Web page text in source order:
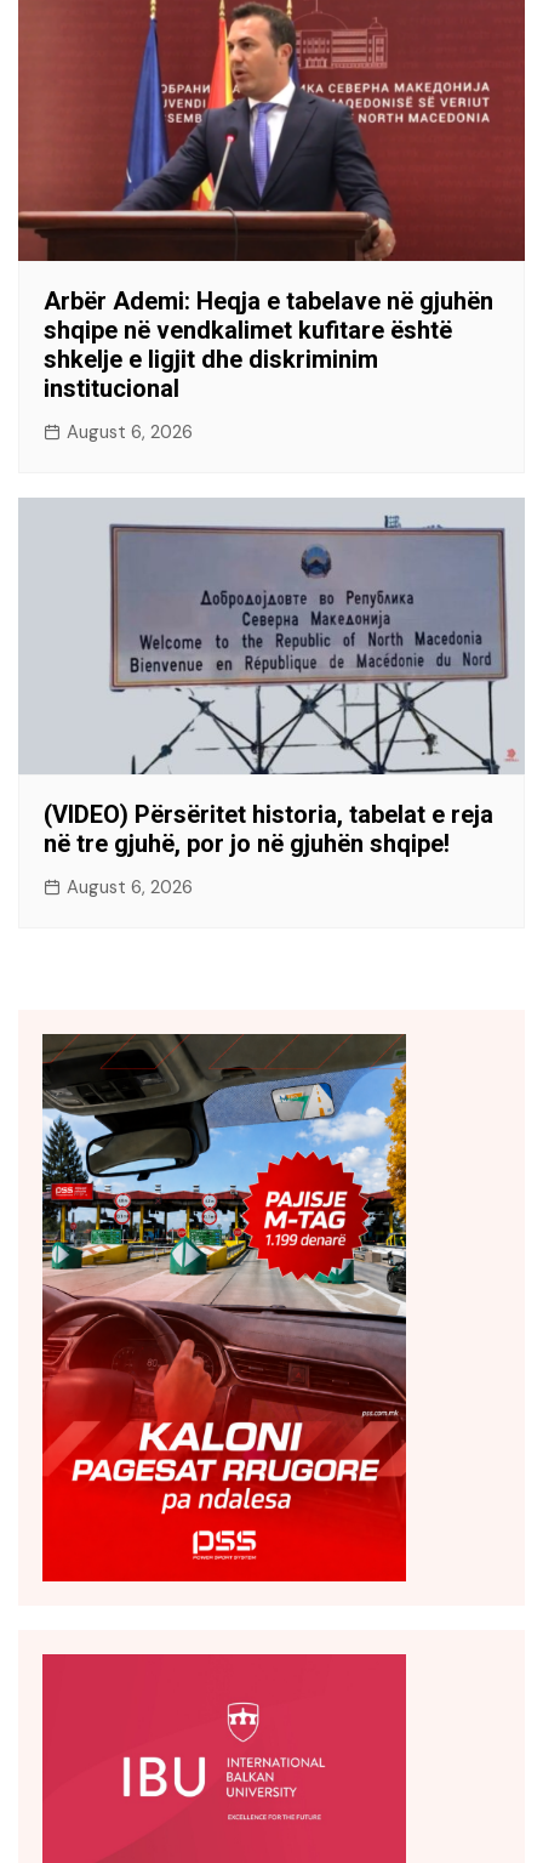
Arbër Ademi: Heqja e tabelave në gjuhën
shqipe në vendkalimet kufitare është
shkelje e ligjit dhe diskriminim
institucional
August 6, 2026
(VIDEO) Përsëritet historia, tabelat e reja
në tre gjuhë, por jo në gjuhën shqipe!
August 6, 2026